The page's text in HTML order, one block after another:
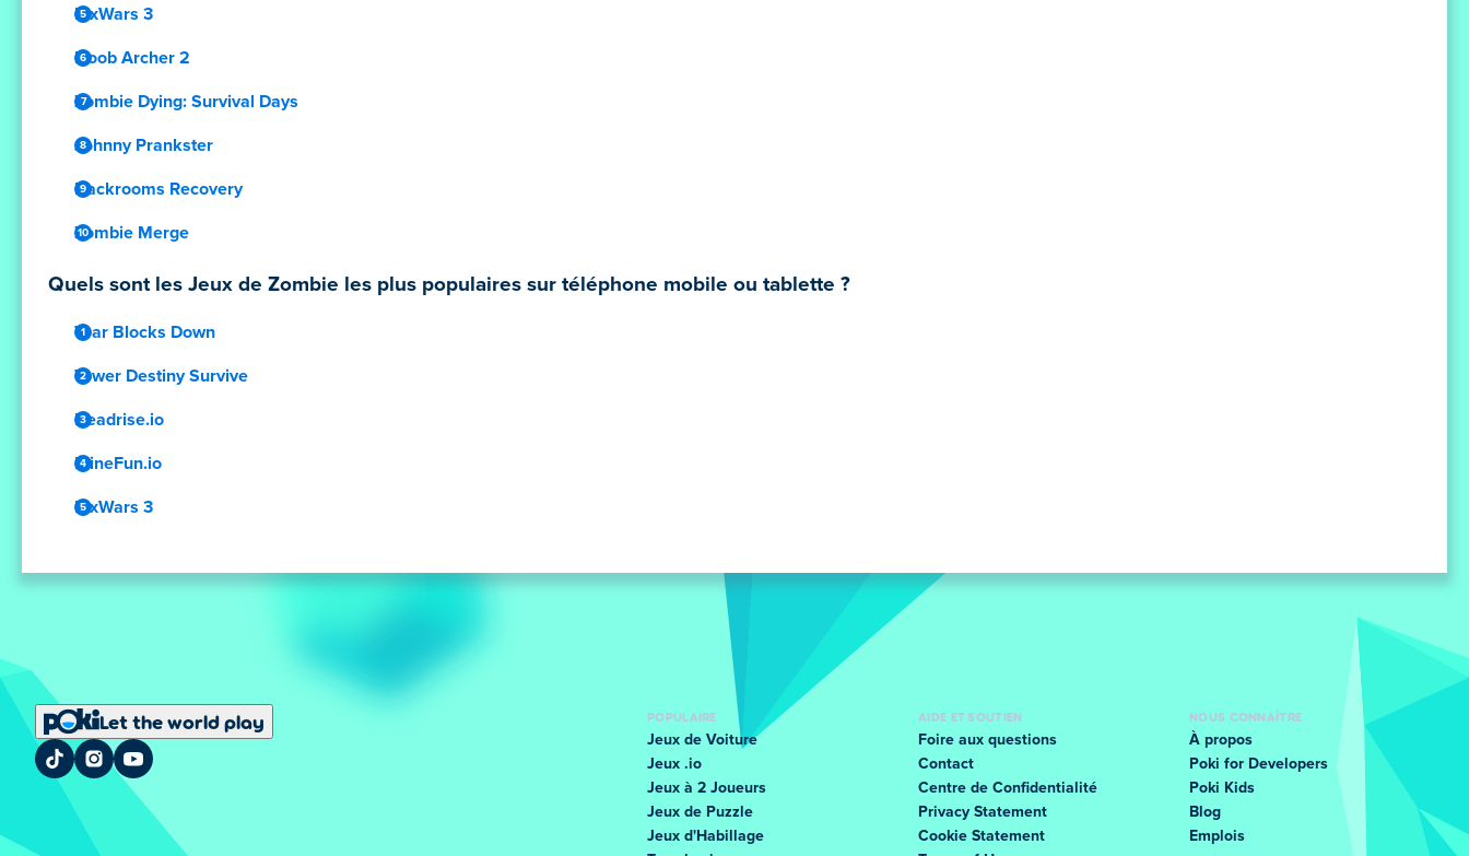
PixWars 3
Noob Archer 2
Zombie Dying: Survival Days
Johnny Prankster
Backrooms Recovery
Zombie Merge
Quels sont les Jeux de Zombie les plus populaires sur téléphone mobile ou tablette ?
Tear Blocks Down
Tower Destiny Survive
Deadrise.io
MineFun.io
PixWars 3
Let the world play
POPULAIRE
Jeux de Voiture
Jeux .io
Jeux à 2 Joueurs
Jeux de Puzzle
Jeux d'Habillage
AIDE ET SOUTIEN
Foire aux questions
Contact
Centre de Confidentialité
Privacy Statement
Cookie Statement
NOUS CONNAÎTRE
À propos
Poki for Developers
Poki Kids
Blog
Emplois